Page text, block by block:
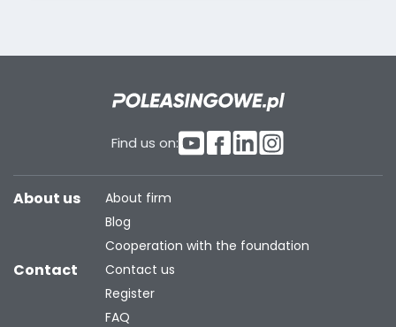
Find us on:
About us
About firm
Blog
Cooperation with the foundation
Contact
Contact us
Register
FAQ